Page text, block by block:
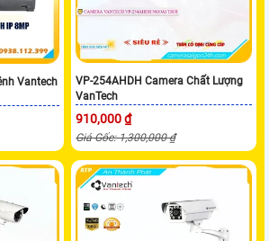
Vantech
VP-254AHDH Camera Chất Lượng
VanTech
910,000 ₫
Giá Gốc: 1,300,000 ₫